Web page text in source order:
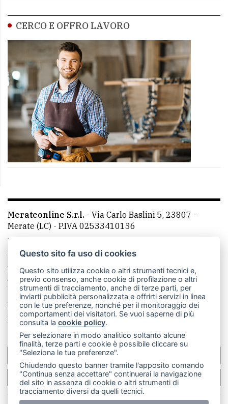
CERCO E OFFRO LAVORO
Merateonline S.r.l. - Via Carlo Baslini 5, 23807 -
Merate (LC) - P.IVA 02533410136
Telefono:
mail: redazione@merateonline.it
La redazione
CasateOnline LeccoOnline
RSS
Made by VIP
Privacy policy
Cookie policy
Rivedi le tue scelte sui cookie
SCRIVICI
PER LA TUA PUBBLICITÀ
Questo sito fa uso di cookies
Questo sito utilizza cookie o altri strumenti tecnici e,
previo consenso, anche cookie di profilazione o altri
strumenti di tracciamento, anche di terze parti, per
inviarti pubblicità personalizzata e offrirti servizi in linea
con le tue preferenze, nonché per il monitoraggio dei
comportamenti dei visitatori. Se vuoi saperne di più
consulta lacookie policy.
Per selezionare in modo analitico soltanto alcune
finalità, terze parti e cookie è possibile cliccare su
"Seleziona le tue preferenze".
Chiudendo questo banner tramite l'apposito comando
"Continua senza accettare" continuerai la navigazione
del sito in assenza di cookie o altri strumenti di
tracciamento diversi da quelli tecnici.